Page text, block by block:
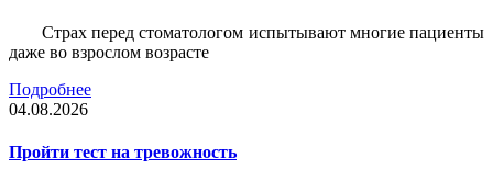
Страх перед стоматологом испытывают многие пациенты
даже во взрослом возрасте
Подробнее
04.08.2026
Пройти тест на тревожность